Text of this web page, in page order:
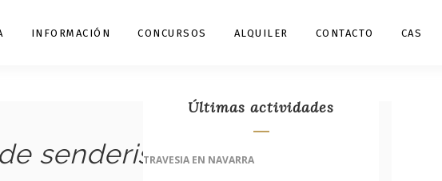
INFORMACIÓN CONCURSOS ALQUILER CONTACTO CAS
senderismo de Bizkaia:
Últimas actividades
TRAVESIA EN NAVARRA